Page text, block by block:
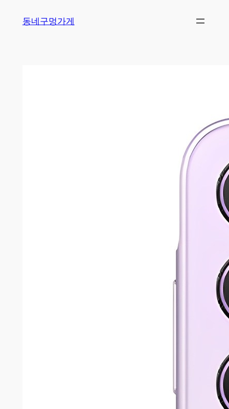
동네구멍가게